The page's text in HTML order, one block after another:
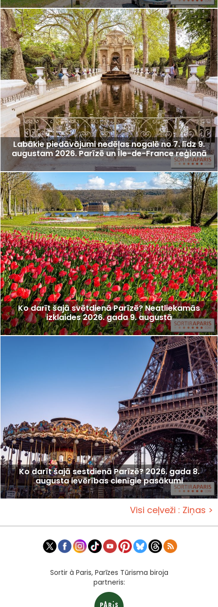
Labākie piedāvājumi nedēļas nogalē no 7. līdz 9.
augustam 2026. Parīzē un Île-de-France reģionā
Ko darīt šajā svētdienā Parīzē? Neatliekamās
izklaides 2026. gada 9. augustā
Ko darīt šajā sestdienā Parīzē? 2026. gada 8.
augusta ievērības cienīgie pasākumi
Visi ceļveži : Ziņas >
Sortir à Paris, Parīzes Tūrisma biroja
partneris: